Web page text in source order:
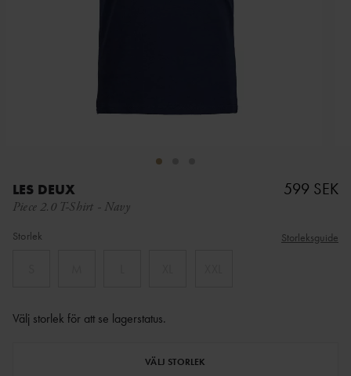
LES DEUX
Piece 2.0 T-Shirt - Navy
599 SEK
Storlek Storleksguide
Välj storlek för att se lagerstatus.
VÄLJ STORLEK